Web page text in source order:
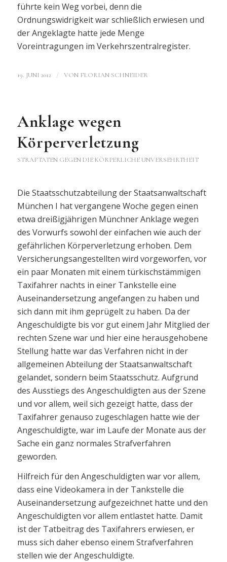
führte kein Weg vorbei, denn die
Ordnungswidrigkeit war schließlich erwiesen und
der Angeklagte hatte jede Menge
Voreintragungen im Verkehrszentralregister.
19. JUNI 2012 / VON FLORIAN SCHNEIDER
Anklage wegen
Körperverletzung
STRAFTATEN GEGEN DIE KÖRPERLICHE UNVERSEHRTHEIT
Die Staatsschutzabteilung der Staatsanwaltschaft
München I hat vergangene Woche gegen einen
etwa dreißigjährigen Münchner Anklage wegen
des Vorwurfs sowohl der einfachen wie auch der
gefährlichen Körperverletzung erhoben. Dem
Versicherungsangestellten wird vorgeworfen, vor
ein paar Monaten mit einem türkischstämmigen
Taxifahrer nachts in einer Tankstelle eine
Auseinandersetzung angefangen zu haben und
sich dann mit ihm geprügelt zu haben. Da der
Angeschuldigte bis vor gut einem Jahr Mitglied der
rechten Szene war und hier eine herausgehobene
Stellung hatte war das Verfahren nicht in der
allgemeinen Abteilung der Staatsanwaltschaft
gelandet, sondern beim Staatsschutz. Aufgrund
des Ausstiegs des Angeschuldigten aus der Szene
und vor allem, weil sich gezeigt hatte, dass der
Taxifahrer genauso zugeschlagen hatte wie der
Angeschuldigte, war im Laufe der Monate aus der
Sache ein ganz normales Strafverfahren
geworden.
Hilfreich für den Angeschuldigten war vor allem,
dass eine Videokamera in der Tankstelle die
Auseinandersetzung aufgezeichnet hatte und den
Angeschuldigten vor allem entlastet hatte. Damit
ist der Tatbeitrag des Taxifahrers erwiesen, er
muss sich daher ebenso einem Strafverfahren
stellen wie der Angeschuldigte.